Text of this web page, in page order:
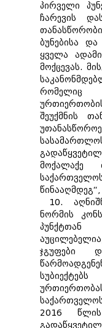
პირველი
ჩარევის
ბუნებისა
ყველა
მოქცევას.
შეუქმნის
მოქალაქე
წინააღმდეგ“,
10.
ნორმის
პუნქტთან
ჯგუფები
2016